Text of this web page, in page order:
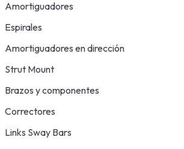
Amortiguadores
Espirales
Amortiguadores en dirección
Strut Mount
Brazos y componentes
Correctores
Links Sway Bars